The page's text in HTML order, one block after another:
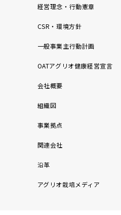
経営理念・行動憲章
CSR・環境方針
一般事業主行動計画
OATアグリオ健康経営宣言
会社概要
組織図
事業拠点
関連会社
沿革
アグリオ栽培メディア